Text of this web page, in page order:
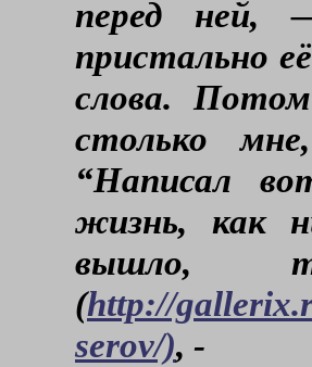
перед ней,
пристально
слова.
столько
“Написал
жизнь, как
вышло,
(http://
serov/), -